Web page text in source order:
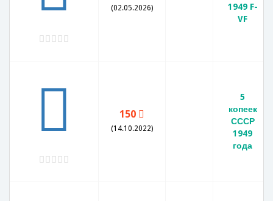
(02.05.2026)
1949 F-
VF
150
(14.10.2022)
5
копеек
СССР
1949
года